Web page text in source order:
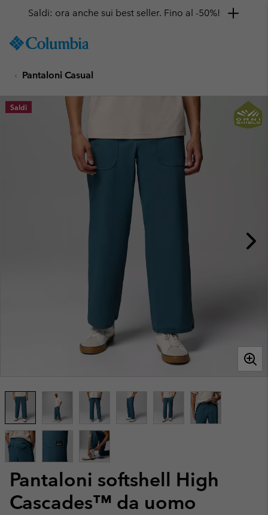
TO
SKIP
MAIN
NAV
Saldi: ora anche sui best seller. Fino al -50%!
Pantaloni Casual
Pantaloni softshell High
Cascades™ da uomo
Saldi